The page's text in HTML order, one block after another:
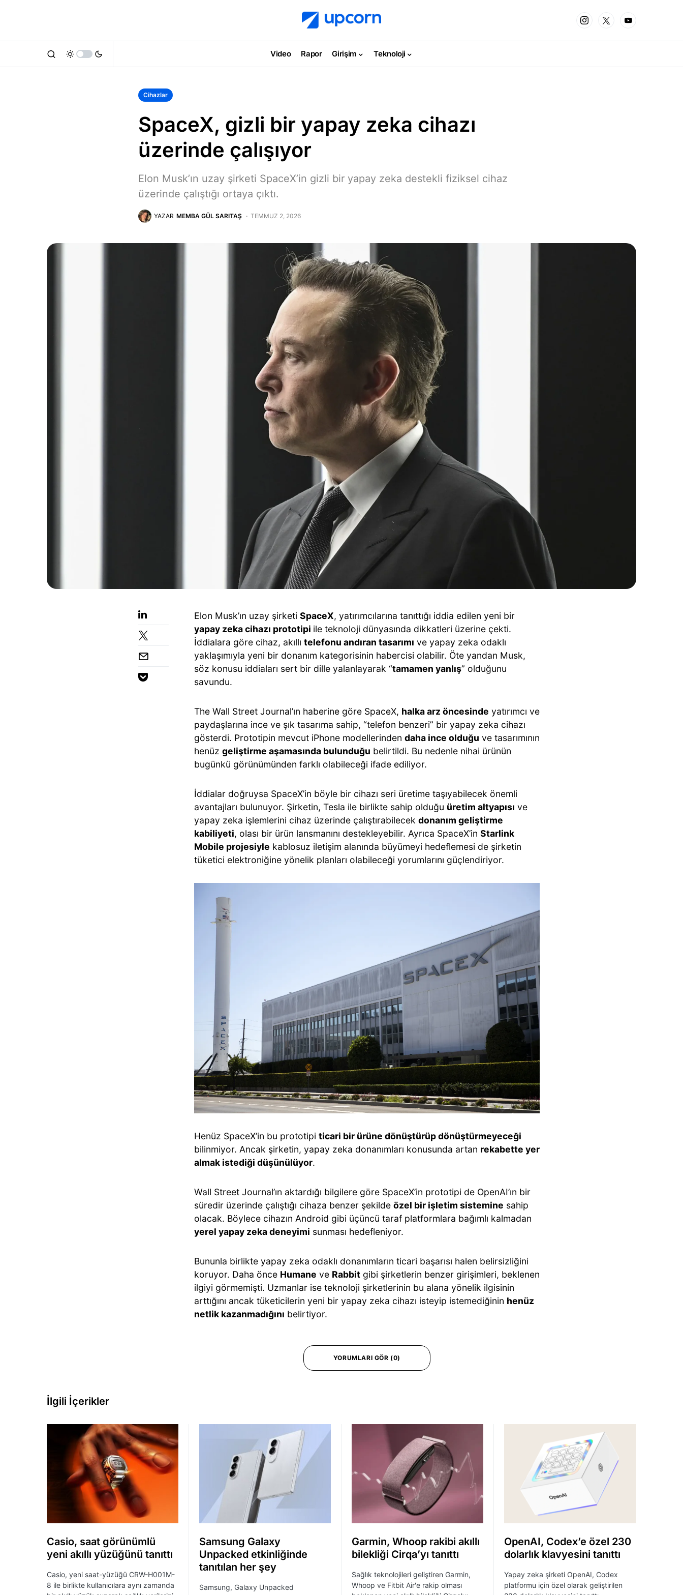
Video Rapor Girişim Teknoloji
Cihazlar
SpaceX, gizli bir yapay zeka cihazı
üzerinde çalışıyor
Elon Musk’ın uzay şirketi SpaceX’in gizli bir yapay zeka destekli fiziksel cihaz
üzerinde çalıştığı ortaya çıktı.
YAZAR MEMBA GÜL SARITAŞ TEMMUZ 2, 2026
Elon Musk’ın uzay şirketi SpaceX, yatırımcılarına tanıttığı iddia edilen yeni bir
yapay zeka cihazı prototipi ile teknoloji dünyasında dikkatleri üzerine çekti.
İddialara göre cihaz, akıllı telefonu andıran tasarımı ve yapay zeka odaklı
yaklaşımıyla yeni bir donanım kategorisinin habercisi olabilir. Öte yandan Musk,
söz konusu iddiaları sert bir dille yalanlayarak “tamamen yanlış” olduğunu
savundu.
The Wall Street Journal’ın haberine göre SpaceX, halka arz öncesinde yatırımcı ve
paydaşlarına ince ve şık tasarıma sahip, “telefon benzeri” bir yapay zeka cihazı
gösterdi. Prototipin mevcut iPhone modellerinden daha ince olduğu ve tasarımının
henüz geliştirme aşamasında bulunduğu belirtildi. Bu nedenle nihai ürünün
bugünkü görünümünden farklı olabileceği ifade ediliyor.
İddialar doğruysa SpaceX’in böyle bir cihazı seri üretime taşıyabilecek önemli
avantajları bulunuyor. Şirketin, Tesla ile birlikte sahip olduğu üretim altyapısı ve
yapay zeka işlemlerini cihaz üzerinde çalıştırabilecek donanım geliştirme
kabiliyeti, olası bir ürün lansmanını destekleyebilir. Ayrıca SpaceX’in Starlink
Mobile projesiyle kablosuz iletişim alanında büyümeyi hedeflemesi de şirketin
tüketici elektroniğine yönelik planları olabileceği yorumlarını güçlendiriyor.
Henüz SpaceX’in bu prototipi ticari bir ürüne dönüştürüp dönüştürmeyeceği
bilinmiyor. Ancak şirketin, yapay zeka donanımları konusunda artan rekabette yer
almak istediği düşünülüyor.
Wall Street Journal’ın aktardığı bilgilere göre SpaceX’in prototipi de OpenAI’ın bir
süredir üzerinde çalıştığı cihaza benzer şekilde özel bir işletim sistemine sahip
olacak. Böylece cihazın Android gibi üçüncü taraf platformlara bağımlı kalmadan
yerel yapay zeka deneyimi sunması hedefleniyor.
Bununla birlikte yapay zeka odaklı donanımların ticari başarısı halen belirsizliğini
koruyor. Daha önce Humane ve Rabbit gibi şirketlerin benzer girişimleri, beklenen
ilgiyi görmemişti. Uzmanlar ise teknoloji şirketlerinin bu alana yönelik ilgisinin
arttığını ancak tüketicilerin yeni bir yapay zeka cihazı isteyip istemediğinin henüz
netlik kazanmadığını belirtiyor.
YORUMLARI GÖR (0)
İlgili İçerikler
Casio, saat görünümlü
yeni akıllı yüzüğünü tanıttı
Casio, yeni saat-yüzüğü CRW-H001M-
8 ile birlikte kullanıcılara aynı zamanda
Samsung Galaxy
Unpacked etkinliğinde
tanıtılan her şey
Samsung, Galaxy Unpacked
Garmin, Whoop rakibi akıllı
bilekliği Cirqa’yı tanıttı
Sağlık teknolojileri geliştiren Garmin,
Whoop ve Fitbit Air'e rakip olması
OpenAI, Codex’e özel 230
dolarlık klavyesini tanıttı
Yapay zeka şirketi OpenAI, Codex
platformu için özel olarak geliştirilen